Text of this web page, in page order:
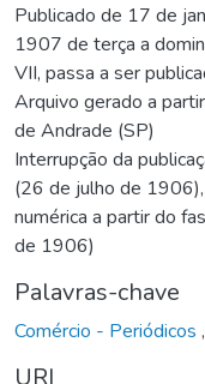
Publicado de 17 de
1907 de terça a
VII, passa a ser
Arquivo gerado a
de Andrade (SP)
Interrupção da
(26 de julho de 1906),
numérica a partir do
de 1906)
Palavras-chave
Comércio - Periódicos ,
URI